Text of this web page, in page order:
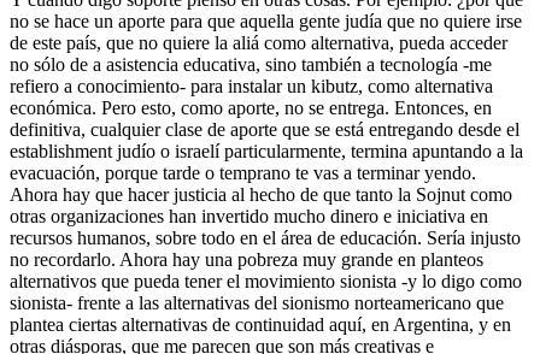
no se hace un aporte para que aquella gente judía que no quiere irse
de este país, que no quiere la aliá como alternativa, pueda acceder
no sólo de a asistencia educativa, sino también a tecnología -me
refiero a conocimiento- para instalar un kibutz, como alternativa
económica. Pero esto, como aporte, no se entrega. Entonces, en
definitiva, cualquier clase de aporte que se está entregando desde el
establishment judío o israelí particularmente, termina apuntando a la
evacuación, porque tarde o temprano te vas a terminar yendo.
Ahora hay que hacer justicia al hecho de que tanto la Sojnut como
otras organizaciones han invertido mucho dinero e iniciativa en
recursos humanos, sobre todo en el área de educación. Sería injusto
no recordarlo. Ahora hay una pobreza muy grande en planteos
alternativos que pueda tener el movimiento sionista -y lo digo como
sionista- frente a las alternativas del sionismo norteamericano que
plantea ciertas alternativas de continuidad aquí, en Argentina, y en
otras diásporas, que me parecen que son más creativas e